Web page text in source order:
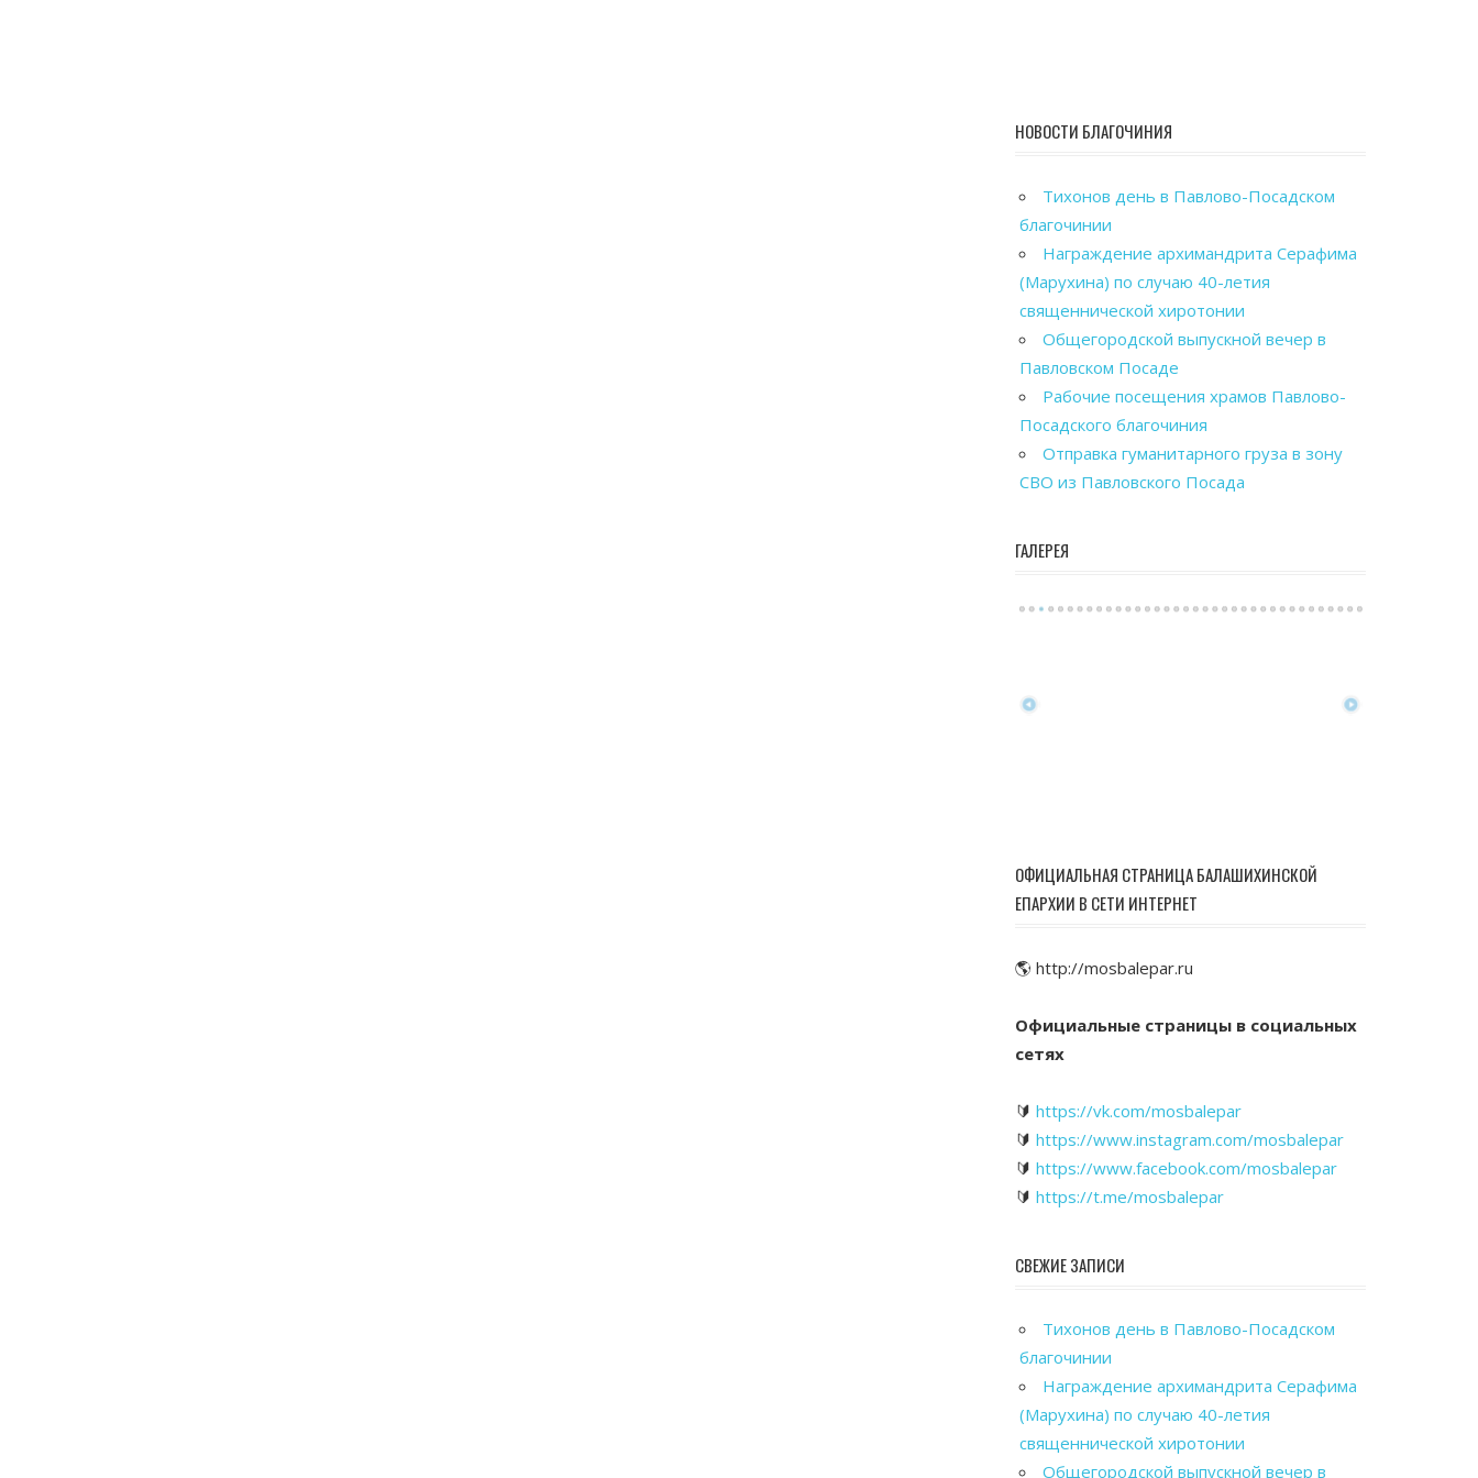
НОВОСТИ БЛАГОЧИНИЯ
Тихонов день в Павлово-Посадском
благочинии
Награждение архимандрита Серафима
(Марухина) по случаю 40-летия
священнической хиротонии
Общегородской выпускной вечер в
Павловском Посаде
Рабочие посещения храмов Павлово-
Посадского благочиния
Отправка гуманитарного груза в зону
СВО из Павловского Посада
ГАЛЕРЕЯ
ОФИЦИАЛЬНАЯ СТРАНИЦА БАЛАШИХИНСКОЙ
ЕПАРХИИ В СЕТИ ИНТЕРНЕТ
🌎 http://mosbalepar.ru
Официальные страницы в социальных
сетях
🔰 https://vk.com/mosbalepar
🔰 https://www.instagram.com/mosbalepar
🔰 https://www.facebook.com/mosbalepar
🔰 https://t.me/mosbalepar
СВЕЖИЕ ЗАПИСИ
Тихонов день в Павлово-Посадском
благочинии
Награждение архимандрита Серафима
(Марухина) по случаю 40-летия
священнической хиротонии
Общегородской выпускной вечер в